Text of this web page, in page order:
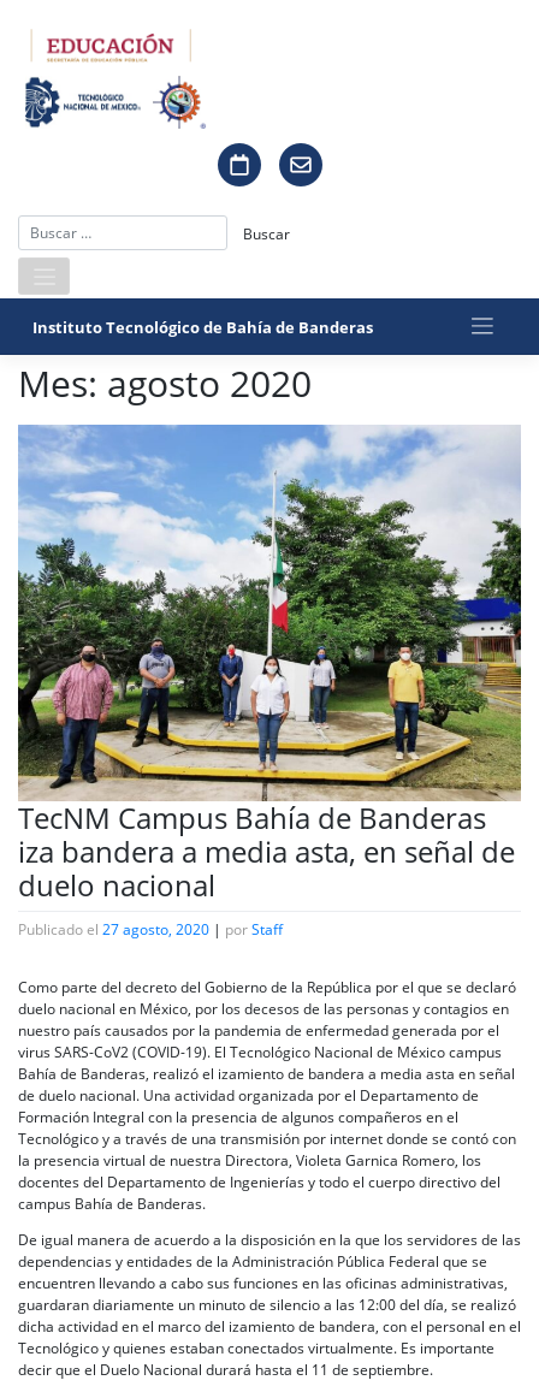
contenido
Instituto Tecnológico de Bahía de Banderas
Mes: agosto 2020
TecNM Campus Bahía de Banderas
iza bandera a media asta, en señal de
duelo nacional
Publicado el 27 agosto, 2020 | porStaff
Como parte del decreto del Gobierno de la República por el que se declaró
duelo nacional en México, por los decesos de las personas y contagios en
nuestro país causados por la pandemia de enfermedad generada por el
virus SARS-CoV2 (COVID-19). El Tecnológico Nacional de México campus
Bahía de Banderas, realizó el izamiento de bandera a media asta en señal
de duelo nacional. Una actividad organizada por el Departamento de
Formación Integral con la presencia de algunos compañeros en el
Tecnológico y a través de una transmisión por internet donde se contó con
la presencia virtual de nuestra Directora, Violeta Garnica Romero, los
docentes del Departamento de Ingenierías y todo el cuerpo directivo del
campus Bahía de Banderas.
De igual manera de acuerdo a la disposición en la que los servidores de las
dependencias y entidades de la Administración Pública Federal que se
encuentren llevando a cabo sus funciones en las oficinas administrativas,
guardaran diariamente un minuto de silencio a las 12:00 del día, se realizó
dicha actividad en el marco del izamiento de bandera, con el personal en el
Tecnológico y quienes estaban conectados virtualmente. Es importante
decir que el Duelo Nacional durará hasta el 11 de septiembre.